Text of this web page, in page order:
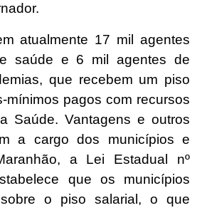
atualmente 17 mil agentes
saúde e 6 mil agentes de
que recebem um piso
mínimos pagos com recursos
Saúde. Vantagens e outros
a cargo dos municípios e
a Lei Estadual nº
que os municípios
o piso salarial, o que